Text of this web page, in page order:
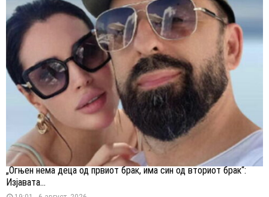
„Огњен нема деца од првиот брак, има син од вториот брак“:
Изјавата...